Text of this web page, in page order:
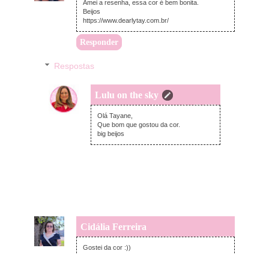
Amei a resenha, essa cor é bem bonita.
Beijos
https://www.dearlytay.com.br/
Responder
Respostas
Lulu on the sky
terça-feira, novembro 29, 2022
Olá Tayane,
Que bom que gostou da cor.
big beijos
Cidália Ferreira
segunda-feira, novembro 28, 2022
Gostei da cor :))